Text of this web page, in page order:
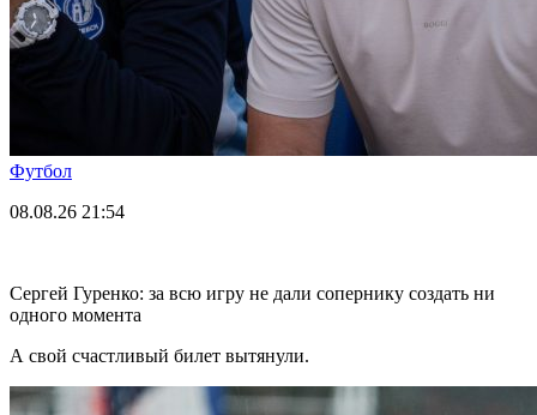
Футбол
08.08.26 21:54
Сергей Гуренко: за всю игру не дали сопернику создать ни
одного момента
А свой счастливый билет вытянули.